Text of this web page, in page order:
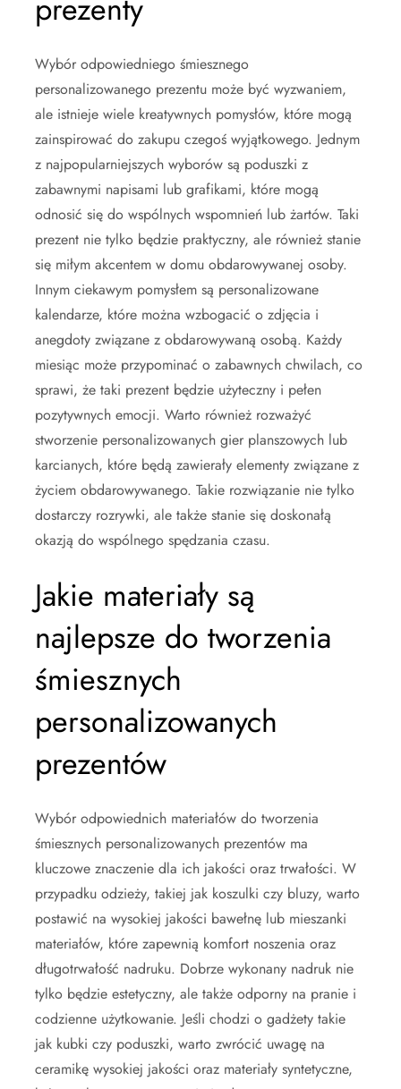
prezenty
Wybór odpowiedniego śmiesznego
personalizowanego prezentu może być wyzwaniem,
ale istnieje wiele kreatywnych pomysłów, które mogą
zainspirować do zakupu czegoś wyjątkowego. Jednym
z najpopularniejszych wyborów są poduszki z
zabawnymi napisami lub grafikami, które mogą
odnosić się do wspólnych wspomnień lub żartów. Taki
prezent nie tylko będzie praktyczny, ale również stanie
się miłym akcentem w domu obdarowywanej osoby.
Innym ciekawym pomysłem są personalizowane
kalendarze, które można wzbogacić o zdjęcia i
anegdoty związane z obdarowywaną osobą. Każdy
miesiąc może przypominać o zabawnych chwilach, co
sprawi, że taki prezent będzie użyteczny i pełen
pozytywnych emocji. Warto również rozważyć
stworzenie personalizowanych gier planszowych lub
karcianych, które będą zawierały elementy związane z
życiem obdarowywanego. Takie rozwiązanie nie tylko
dostarczy rozrywki, ale także stanie się doskonałą
okazją do wspólnego spędzania czasu.
Jakie materiały są
najlepsze do tworzenia
śmiesznych
personalizowanych
prezentów
Wybór odpowiednich materiałów do tworzenia
śmiesznych personalizowanych prezentów ma
kluczowe znaczenie dla ich jakości oraz trwałości. W
przypadku odzieży, takiej jak koszulki czy bluzy, warto
postawić na wysokiej jakości bawełnę lub mieszanki
materiałów, które zapewnią komfort noszenia oraz
długotrwałość nadruku. Dobrze wykonany nadruk nie
tylko będzie estetyczny, ale także odporny na pranie i
codzienne użytkowanie. Jeśli chodzi o gadżety takie
jak kubki czy poduszki, warto zwrócić uwagę na
ceramikę wysokiej jakości oraz materiały syntetyczne,